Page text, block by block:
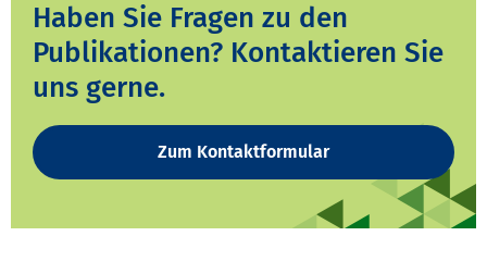
Haben Sie Fragen zu den
Publikationen? Kontaktieren Sie
uns gerne.
Zum Kontaktformular